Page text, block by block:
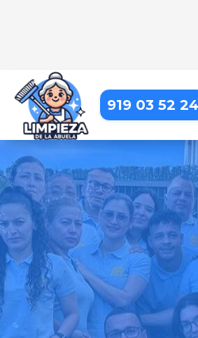
919 03 52 24
LIMPIEZA DE
ORUSCO DE
Dejamos tu obra
una limpieza
cada
Pide tu